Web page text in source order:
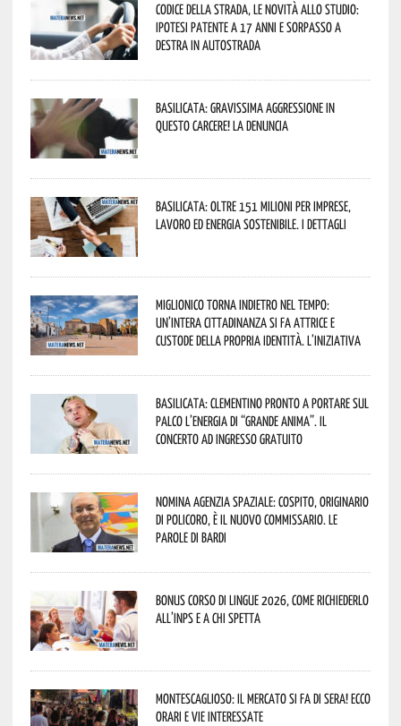
Codice della strada, le novità allo studio:
ipotesi patente a 17 anni e sorpasso a
destra in autostrada
Basilicata: gravissima aggressione in
questo Carcere! La denuncia
Basilicata: oltre 151 milioni per imprese,
lavoro ed energia sostenibile. I dettagli
Miglionico torna indietro nel tempo:
un’intera cittadinanza si fa attrice e
custode della propria identità. L’iniziativa
Basilicata: Clementino pronto a portare sul
palco l’energia di “Grande Anima”. Il
concerto ad ingresso gratuito
Nomina Agenzia Spaziale: Cospito, originario
di Policoro, è il nuovo commissario. Le
parole di Bardi
Bonus corso di lingue 2026, come richiederlo
all’INPS e a chi spetta
Montescaglioso: il mercato si fa di sera! Ecco
orari e vie interessate